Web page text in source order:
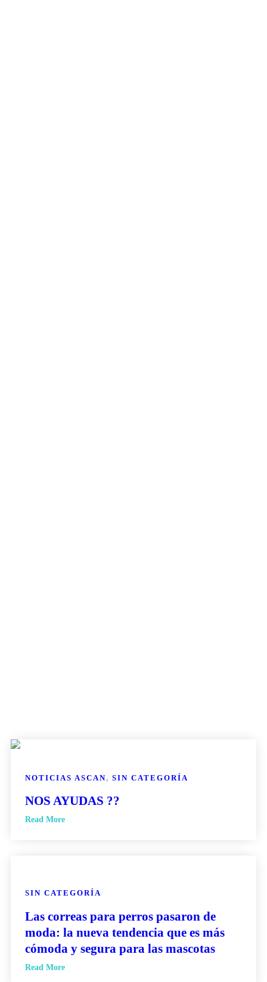
NOTICIAS ASCAN, SIN CATEGORÍA
NOS AYUDAS ??
Read More
SIN CATEGORÍA
Las correas para perros pasaron de
moda: la nueva tendencia que es más
cómoda y segura para las mascotas
Read More